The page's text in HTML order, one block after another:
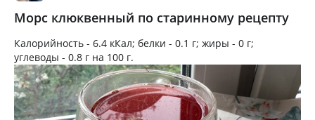
Морс клюквенный по старинному рецепту
Калорийность - 6.4 кКал; белки - 0.1 г; жиры - 0 г;
углеводы - 0.8 г на 100 г.